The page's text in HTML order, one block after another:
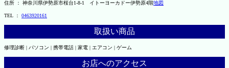
住所 ： 神奈川県伊勢原市桜台1-8-1 イトーヨーカドー伊勢原4階地図
TEL ： 0463920161
取扱い商品
修理診断 | パソコン | 携帯電話 | 家電 | エアコン | ゲーム
お店へのアクセス